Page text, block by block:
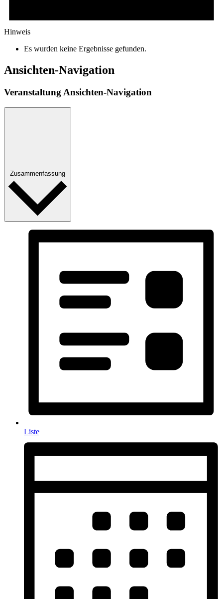
Hinweis
Es wurden keine Ergebnisse gefunden.
Ansichten-Navigation
Veranstaltung Ansichten-Navigation
Zusammenfassung
Liste